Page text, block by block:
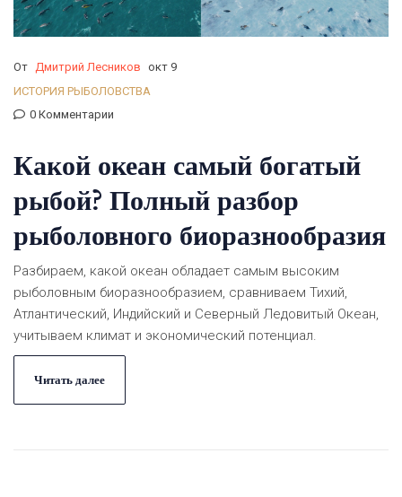
От Дмитрий Лесников окт 9
ИСТОРИЯ РЫБОЛОВСТВА
0 Комментарии
Какой океан самый богатый
рыбой? Полный разбор
рыболовного биоразнообразия
Разбираем, какой океан обладает самым высоким
рыболовным биоразнообразием, сравниваем Тихий,
Атлантический, Индийский и Северный Ледовитый Океан,
учитываем климат и экономический потенциал.
Читать далее